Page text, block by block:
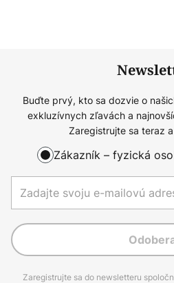
Buďte prvý, kto sa dozvie o
exkluzívnych zľavách a
Zaregistrujte sa teraz
Zákazník – fyzická
Zaregistrujte sa do newsletteru